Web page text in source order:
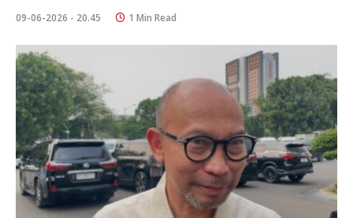
09-06-2026 - 20.45 1 Min Read